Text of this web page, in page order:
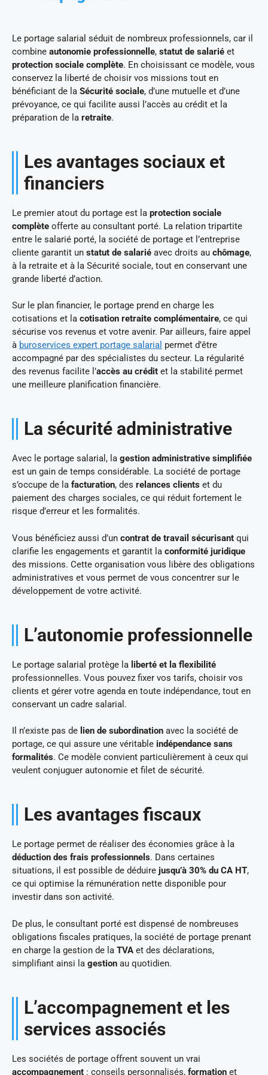
Le portage salarial séduit de nombreux professionnels, car il
combine autonomie professionnelle, statut de salarié et
protection sociale complète. En choisissant ce modèle, vous
conservez la liberté de choisir vos missions tout en
bénéficiant de la Sécurité sociale, d’une mutuelle et d’une
prévoyance, ce qui facilite aussi l’accès au crédit et la
préparation de la retraite.
Les avantages sociaux et
financiers
Le premier atout du portage est la protection sociale
complète offerte au consultant porté. La relation tripartite
entre le salarié porté, la société de portage et l’entreprise
cliente garantit un statut de salarié avec droits au chômage,
à la retraite et à la Sécurité sociale, tout en conservant une
grande liberté d’action.
Sur le plan financier, le portage prend en charge les
cotisations et la cotisation retraite complémentaire, ce qui
sécurise vos revenus et votre avenir. Par ailleurs, faire appel
à buroservices expert portage salarial permet d’être
accompagné par des spécialistes du secteur. La régularité
des revenus facilite l’accès au crédit et la stabilité permet
une meilleure planification financière.
La sécurité administrative
Avec le portage salarial, la gestion administrative simplifiée
est un gain de temps considérable. La société de portage
s’occupe de la facturation, des relances clients et du
paiement des charges sociales, ce qui réduit fortement le
risque d’erreur et les formalités.
Vous bénéficiez aussi d’un contrat de travail sécurisant qui
clarifie les engagements et garantit la conformité juridique
des missions. Cette organisation vous libère des obligations
administratives et vous permet de vous concentrer sur le
développement de votre activité.
L’autonomie professionnelle
Le portage salarial protège la liberté et la flexibilité
professionnelles. Vous pouvez fixer vos tarifs, choisir vos
clients et gérer votre agenda en toute indépendance, tout en
conservant un cadre salarial.
Il n’existe pas de lien de subordination avec la société de
portage, ce qui assure une véritable indépendance sans
formalités. Ce modèle convient particulièrement à ceux qui
veulent conjuguer autonomie et filet de sécurité.
Les avantages fiscaux
Le portage permet de réaliser des économies grâce à la
déduction des frais professionnels. Dans certaines
situations, il est possible de déduire jusqu’à 30% du CA HT,
ce qui optimise la rémunération nette disponible pour
investir dans son activité.
De plus, le consultant porté est dispensé de nombreuses
obligations fiscales pratiques, la société de portage prenant
en charge la gestion de la TVA et des déclarations,
simplifiant ainsi la gestion au quotidien.
L’accompagnement et les
services associés
Les sociétés de portage offrent souvent un vrai
accompagnement : conseils personnalisés, formation et